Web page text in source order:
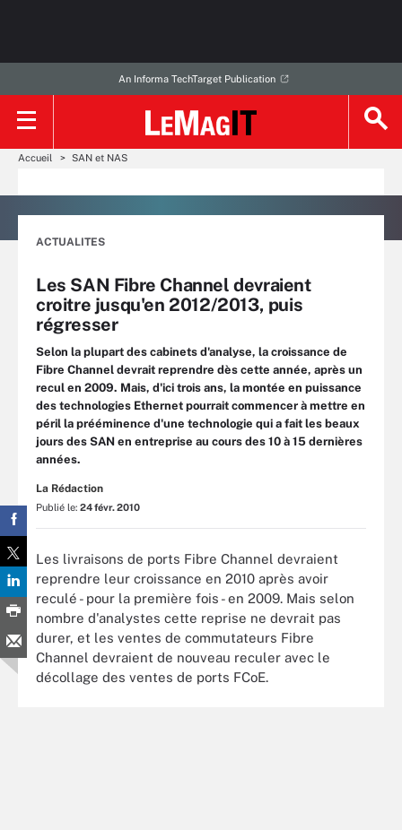
An Informa TechTarget Publication
Accueil SAN et NAS
ACTUALITES
Les SAN Fibre Channel devraient
croitre jusqu'en 2012/2013, puis
régresser
Selon la plupart des cabinets d'analyse, la croissance de
Fibre Channel devrait reprendre dès cette année, après un
recul en 2009. Mais, d'ici trois ans, la montée en puissance
des technologies Ethernet pourrait commencer à mettre en
péril la prééminence d'une technologie qui a fait les beaux
jours des SAN en entreprise au cours des 10 à 15 dernières
années.
La Rédaction
Publié le: 24 févr. 2010
Les livraisons de ports Fibre Channel devraient
reprendre leur croissance en 2010 après avoir
reculé - pour la première fois - en 2009. Mais selon
nombre d'analystes cette reprise ne devrait pas
durer, et les ventes de commutateurs Fibre
Channel devraient de nouveau reculer avec le
décollage des ventes de ports FCoE.